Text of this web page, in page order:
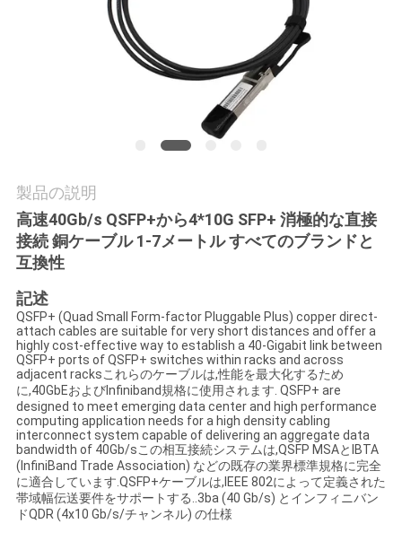
理
私
達
に
連
絡
し
な
さ
製品の説明
高速40Gb/s QSFP+から4*10G SFP+ 消極的な直接
接続 銅ケーブル 1-7メートル すべてのブランドと
互換性
記述
QSFP+ (Quad Small Form-factor Pluggable Plus) copper direct-
attach cables are suitable for very short distances and offer a
highly cost-effective way to establish a 40-Gigabit link between
QSFP+ ports of QSFP+ switches within racks and across
adjacent racksこれらのケーブルは,性能を最大化するため
に,40GbEおよびInfiniband規格に使用されます. QSFP+ are
designed to meet emerging data center and high performance
computing application needs for a high density cabling
interconnect system capable of delivering an aggregate data
bandwidth of 40Gb/sこの相互接続システムは,QSFP MSAとIBTA
(InfiniBand Trade Association) などの既存の業界標準規格に完全
に適合しています.QSFP+ケーブルは,IEEE 802によって定義された
帯域幅伝送要件をサポートする..3ba (40 Gb/s) とインフィニバン
ドQDR (4x10 Gb/s/チャンネル) の仕様